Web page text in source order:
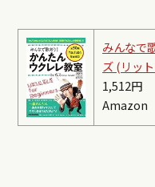
みんなで
ズ (リッ
1,512円
Amazon